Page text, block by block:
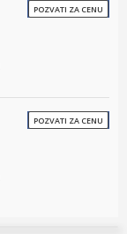
POZVATI ZA CENU
POZVATI ZA CENU